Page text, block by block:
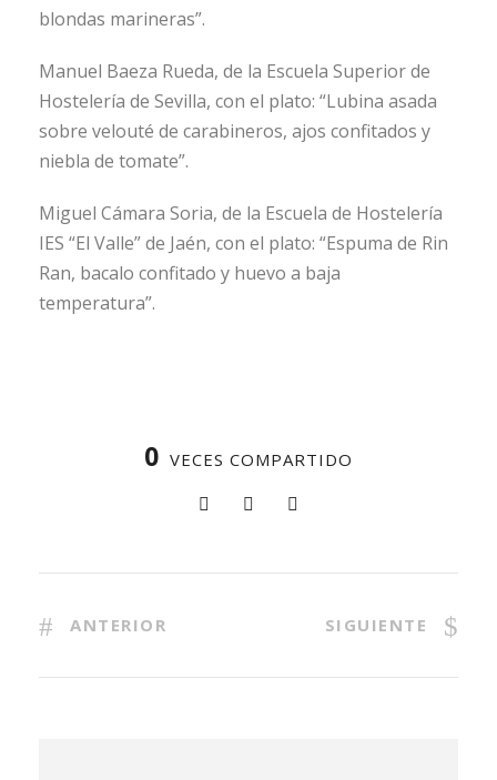
blondas marineras”.
Manuel Baeza Rueda, de la Escuela Superior de
Hostelería de Sevilla, con el plato: “Lubina asada
sobre velouté de carabineros, ajos confitados y
niebla de tomate”.
Miguel Cámara Soria, de la Escuela de Hostelería
IES “El Valle” de Jaén, con el plato: “Espuma de Rin
Ran, bacalo confitado y huevo a baja
temperatura”.
0 VECES COMPARTIDO
ANTERIOR SIGUIENTE